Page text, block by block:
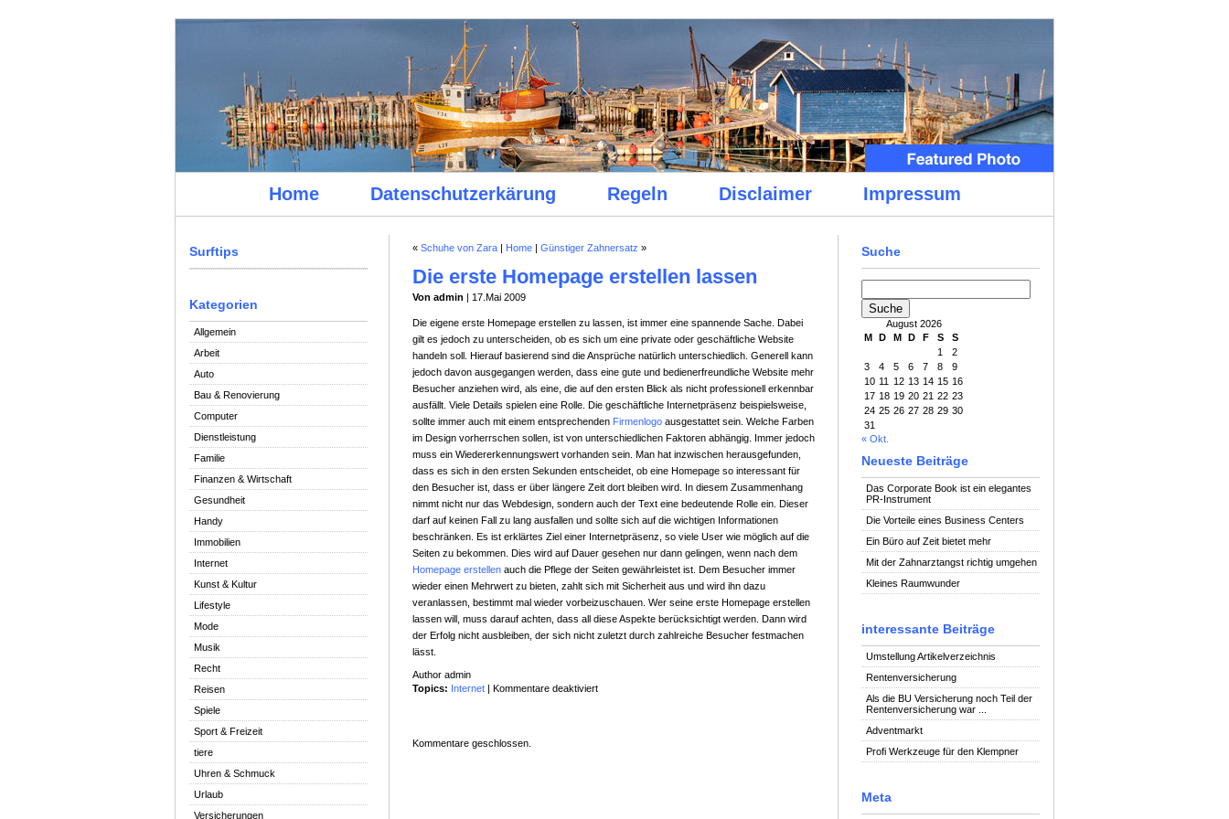
Home Datenschutzerkärung Regeln Disclaimer Impressum
Surftips
Kategorien
Allgemein
Arbeit
Auto
Bau & Renovierung
Computer
Dienstleistung
Familie
Finanzen & Wirtschaft
Gesundheit
Handy
Immobilien
Internet
Kunst & Kultur
Lifestyle
Mode
Musik
Recht
Reisen
Spiele
Sport & Freizeit
tiere
Uhren & Schmuck
Urlaub
Versicherungen
Suche
August 2026
M D M D F S
S
1
2
3
4 5 6 7 8
9
10 11 12 13 14 15 16
17 18 19 20 21 22 23
24 25 26 27 28 29 30
31
« Okt.
Neueste Beiträge
Das Corporate Book ist ein elegantes
PR-Instrument
Die Vorteile eines Business Centers
Ein Büro auf Zeit bietet mehr
Mit der Zahnarztangst richtig umgehen
Kleines Raumwunder
interessante Beiträge
Umstellung Artikelverzeichnis
Rentenversicherung
Als die BU Versicherung noch Teil der
Rentenversicherung war ...
Adventmarkt
Profi Werkzeuge für den Klempner
Meta
« Schuhe von Zara | Home | Günstiger Zahnersatz »
Die erste Homepage erstellen lassen
Von admin | 17.Mai 2009
Die eigene erste Homepage erstellen zu lassen, ist immer eine spannende Sache. Dabei
gilt es jedoch zu unterscheiden, ob es sich um eine private oder geschäftliche Website
handeln soll. Hierauf basierend sind die Ansprüche natürlich unterschiedlich. Generell kann
jedoch davon ausgegangen werden, dass eine gute und bedienerfreundliche Website mehr
Besucher anziehen wird, als eine, die auf den ersten Blick als nicht professionell erkennbar
ausfällt. Viele Details spielen eine Rolle. Die geschäftliche Internetpräsenz beispielsweise,
sollte immer auch mit einem entsprechenden Firmenlogo ausgestattet sein. Welche Farben
im Design vorherrschen sollen, ist von unterschiedlichen Faktoren abhängig. Immer jedoch
muss ein Wiedererkennungswert vorhanden sein. Man hat inzwischen herausgefunden,
dass es sich in den ersten Sekunden entscheidet, ob eine Homepage so interessant für
den Besucher ist, dass er über längere Zeit dort bleiben wird. In diesem Zusammenhang
nimmt nicht nur das Webdesign, sondern auch der Text eine bedeutende Rolle ein. Dieser
darf auf keinen Fall zu lang ausfallen und sollte sich auf die wichtigen Informationen
beschränken. Es ist erklärtes Ziel einer Internetpräsenz, so viele User wie möglich auf die
Seiten zu bekommen. Dies wird auf Dauer gesehen nur dann gelingen, wenn nach dem
Homepage erstellen auch die Pflege der Seiten gewährleistet ist. Dem Besucher immer
wieder einen Mehrwert zu bieten, zahlt sich mit Sicherheit aus und wird ihn dazu
veranlassen, bestimmt mal wieder vorbeizuschauen. Wer seine erste Homepage erstellen
lassen will, muss darauf achten, dass all diese Aspekte berücksichtigt werden. Dann wird
der Erfolg nicht ausbleiben, der sich nicht zuletzt durch zahlreiche Besucher festmachen
lässt.
Author admin
Topics: Internet | Kommentare deaktiviertfür
Kommentare geschlossen.